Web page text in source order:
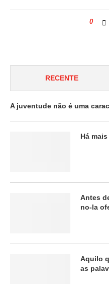
0
RECENTE
A juventude não é uma
Há
Antes
no-la
Aquilo
as